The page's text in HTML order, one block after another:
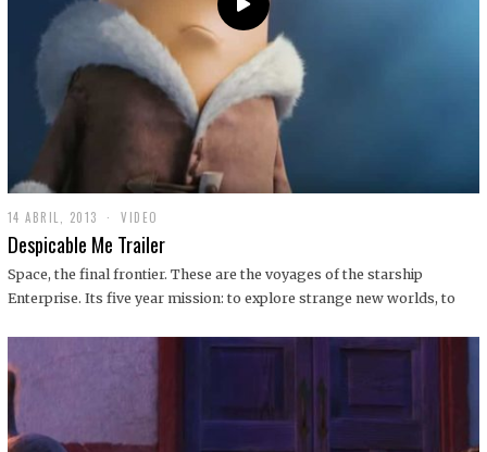
14 ABRIL, 2013
9
D
C
I
1
VIDEO
Despicable Me Trailer
Space, the final frontier. These are the voyages of the starship
Enterprise. Its five year mission: to explore strange new worlds, to